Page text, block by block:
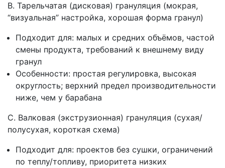
B. Тарельчатая (дисковая) грануляция (мокрая,
“визуальная” настройка, хорошая форма гранул)
Подходит для: малых и средних объёмов, частой
смены продукта, требований к внешнему виду
гранул
Особенности: простая регулировка, высокая
округлость; верхний предел производительности
ниже, чем у барабана
C. Валковая (экструзионная) грануляция (сухая/
полусухая, короткая схема)
Подходит для: проектов без сушки, ограничений
по теплу/топливу, приоритета низких